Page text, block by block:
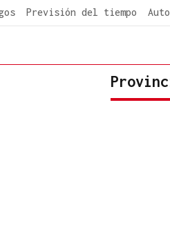
Previsión del tiempo